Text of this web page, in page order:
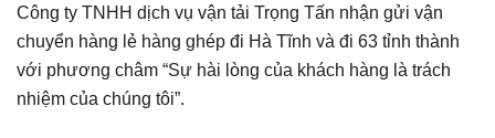
Công ty TNHH dịch vụ vận tải Trọng Tấn nhận gửi vận
chuyển hàng lẻ hàng ghép đi Hà Tĩnh và đi 63 tỉnh thành
với phương châm “Sự hài lòng của khách hàng là trách
nhiệm của chúng tôi”.